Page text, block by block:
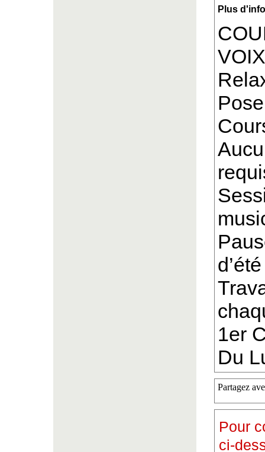
Plus
VOIX
1er
Du
Partagez
Pour
ci-